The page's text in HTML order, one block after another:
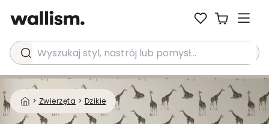
Wyszukaj styl, nastrój lub pomysł...
> Zwierzęta > Dzikie